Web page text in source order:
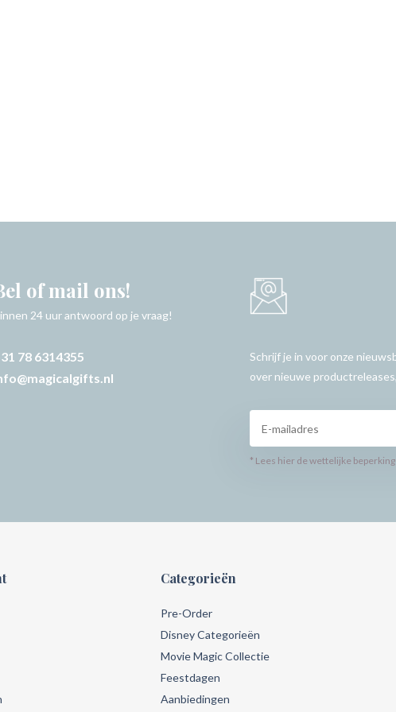
of mail ons!
24 uur antwoord op je vraag!
78 6314355
Schrijf je in voor onze
over nieuwe
* Lees hier de wettelijke
Categorieën
Pre-Order
Disney Categorieën
Movie Magic Collectie
Feestdagen
Aanbiedingen